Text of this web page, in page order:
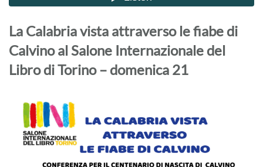
La Calabria vista attraverso le fiabe di
Calvino al Salone Internazionale del
Libro di Torino – domenica 21